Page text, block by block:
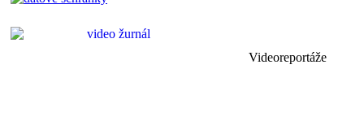
Videoreportáže